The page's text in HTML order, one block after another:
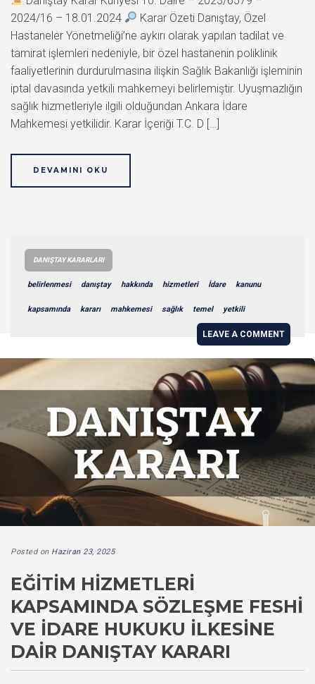
2024/16 – 18.01.2024
Karar Özeti Danıştay, Özel
Hastaneler Yönetmeliği’ne aykırı olarak yapılan tadilat ve
tamirat işlemleri nedeniyle, bir özel hastanenin poliklinik
faaliyetlerinin durdurulmasına ilişkin Sağlık Bakanlığı işleminin
iptal davasında yetkili mahkemeyi belirlemiştir. Uyuşmazlığın
sağlık hizmetleriyle ilgili olduğundan Ankara İdare
Mahkemesi yetkilidir. Karar İçeriği T.C. D […]
DEVAMINI OKU
DANIŞTAY KARARLARI
belirlenmesi danıştay hakkında hizmetleri İdare kanunu
kapsamında kararı mahkemesi sağlık temel yetkili
LEAVE A COMMENT
Posted on Haziran 23, 2025
EĞITIM HIZMETLERI
KAPSAMINDA SÖZLEŞME FESHI
VE İDARE HUKUKU İLKESINE
DAIR DANIŞTAY KARARI